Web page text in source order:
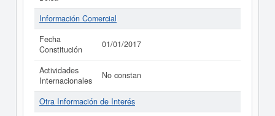
Información Comercial
Fecha
Constitución
01/01/2017
Actividades
Internacionales
No constan
Otra Información de Interés